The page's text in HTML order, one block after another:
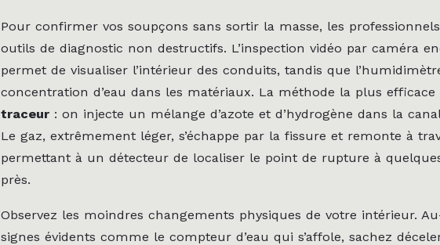
Pour confirmer vos soupçons sans sortir la masse, les
outils de diagnostic non destructifs. L’inspection vidéo par caméra
permet de visualiser l’intérieur des conduits, tandis que
concentration d’eau dans les matériaux. La méthode la plus
traceur : on injecte un mélange d’azote et d’hydrogène dans la
Le gaz, extrêmement léger, s’échappe par la fissure et remonte à
permettant à un détecteur de localiser le point de rupture à
près.
Observez les moindres changements physiques de votre intérieur.
signes évidents comme le compteur d’eau qui s’affole, sachez